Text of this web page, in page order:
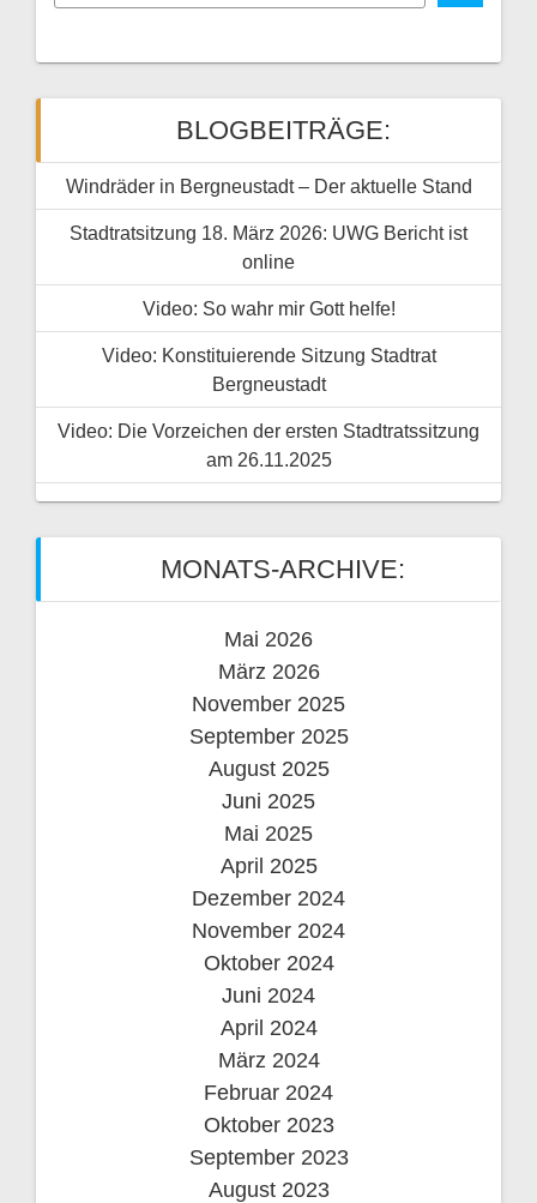
BLOGBEITRÄGE:
Windräder in Bergneustadt – Der aktuelle Stand
Stadtratsitzung 18. März 2026: UWG Bericht ist
online
Video: So wahr mir Gott helfe!
Video: Konstituierende Sitzung Stadtrat
Bergneustadt
Video: Die Vorzeichen der ersten Stadtratssitzung
am 26.11.2025
MONATS-ARCHIVE:
Mai 2026
März 2026
November 2025
September 2025
August 2025
Juni 2025
Mai 2025
April 2025
Dezember 2024
November 2024
Oktober 2024
Juni 2024
April 2024
März 2024
Februar 2024
Oktober 2023
September 2023
August 2023